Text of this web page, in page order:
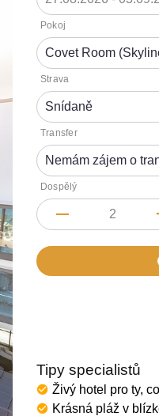
Pokoj
Strava
Transfer
Dospělý
Tipy specialistů
Živý hotel pro ty,
Krásná pláž v